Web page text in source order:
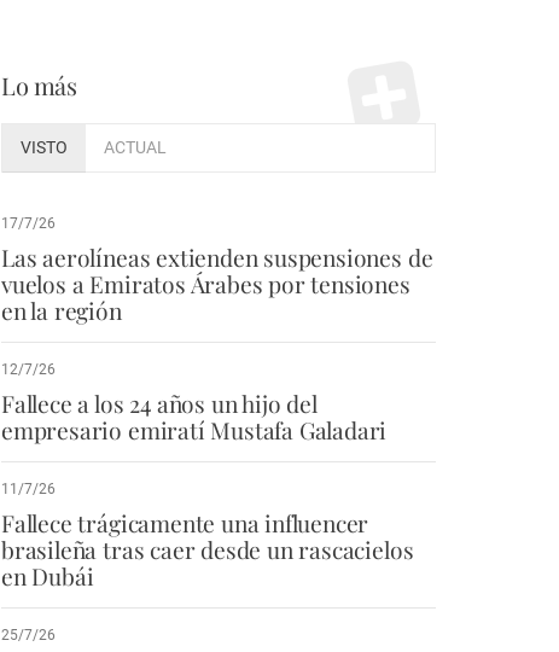
Lo más
VISTO ACTUAL
17/7/26
Las aerolíneas extienden suspensiones de
vuelos a Emiratos Árabes por tensiones
en la región
12/7/26
Fallece a los 24 años un hijo del
empresario emiratí Mustafa Galadari
11/7/26
Fallece trágicamente una influencer
brasileña tras caer desde un rascacielos
en Dubái
25/7/26